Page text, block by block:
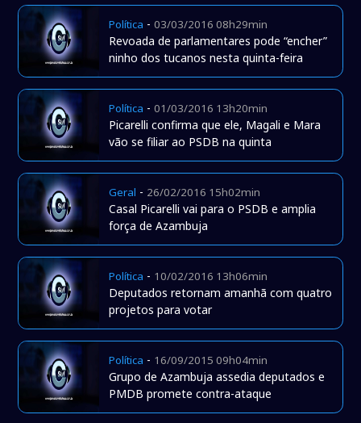
Política -03/03/2016 08h29min
Revoada de parlamentares pode “encher”
ninho dos tucanos nesta quinta-feira
Política -01/03/2016 13h20min
Picarelli confirma que ele, Magali e Mara
vão se filiar ao PSDB na quinta
Geral - 26/02/2016 15h02min
Casal Picarelli vai para o PSDB e amplia
força de Azambuja
Política - 10/02/2016 13h06min
Deputados retornam amanhã com quatro
projetos para votar
Política - 16/09/2015 09h04min
Grupo de Azambuja assedia deputados e
PMDB promete contra-ataque